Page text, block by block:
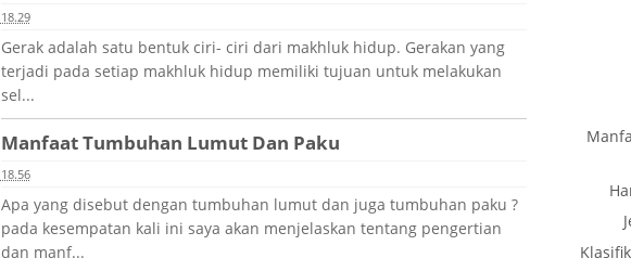
18.29
Gerak adalah satu bentuk ciri- ciri dari makhluk hidup. Gerakan yang
terjadi pada setiap makhluk hidup memiliki tujuan untuk melakukan
sel...
Manfaat Tumbuhan Lumut Dan Paku
18.56
Apa yang disebut dengan tumbuhan lumut dan juga tumbuhan paku ?
pada kesempatan kali ini saya akan menjelaskan tentang pengertian
dan manf...